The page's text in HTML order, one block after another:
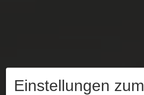
Einstellungen